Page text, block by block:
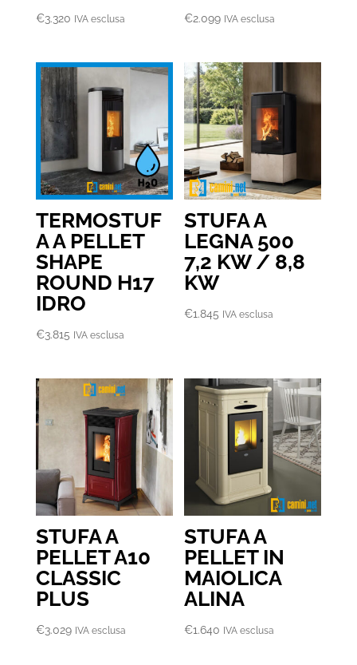
€3.320 IVA esclusa €2.099 IVA esclusa
TERMOSTUF
A A PELLET
SHAPE
ROUND H17
IDRO
€3.815 IVA esclusa
STUFA A
LEGNA 500
7,2 KW / 8,8
KW
€1.845 IVA esclusa
STUFA A
PELLET A10
CLASSIC
PLUS
€3.029 IVA esclusa
STUFA A
PELLET IN
MAIOLICA
ALINA
€1.640 IVA esclusa